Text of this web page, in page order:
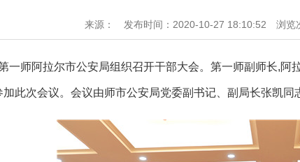
来源： 发布时间：2020-10-27 18:10:52 浏览
一师阿拉尔市公安局组织召开干部大会。第一师副师长,
此次会议。会议由师市公安局党委副书记、副局长张凯同